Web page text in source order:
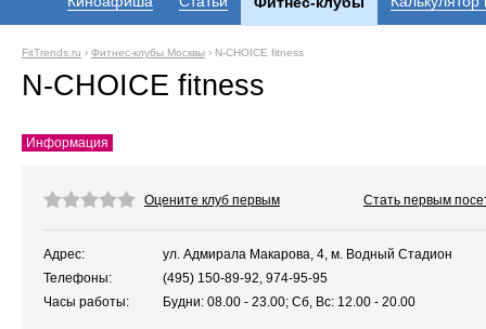
FitTrends.ru › Фитнес-клубы Москвы › N-CHOICE fitness
N-CHOICE fitness
Информация
Оцените клуб первым Стать первым
Адрес:
ул. Адмирала Макарова, 4, м. Водный Стадион
Телефоны:
(495) 150-89-92, 974-95-95
Часы работы:
Будни: 08.00 - 23.00; Сб, Bc: 12.00 - 20.00